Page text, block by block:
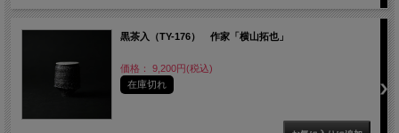
黒茶入（TY-176） 作家「横山拓也」
価格： 9,200円(税込)
在庫切れ